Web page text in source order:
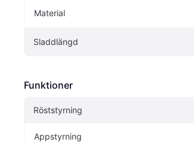
Material
Sladdlängd
Funktioner
Röststyrning
Appstyrning